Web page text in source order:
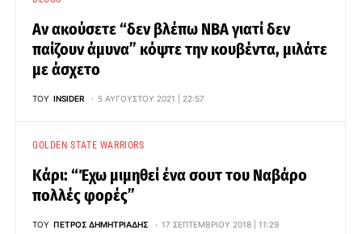
Αν ακούσετε “δεν βλέπω NBA γιατί δεν
παίζουν άμυνα” κόψτε την κουβέντα, μιλάτε
με άσχετο
ΤΟΥ INSIDER 5 ΑΥΓΟΎΣΤΟΥ 2021 | 22:57
GOLDEN STATE WARRIORS
Κάρι: “Έχω μιμηθεί ένα σουτ του Ναβάρο
πολλές φορές”
ΤΟΥ ΠΈΤΡΟΣ ΔΗΜΗΤΡΙΆΔΗΣ 17 ΣΕΠΤΕΜΒΡΊΟΥ 2018 | 11:29